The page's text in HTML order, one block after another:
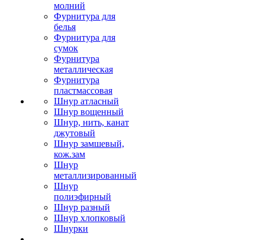
молний
Фурнитура для
белья
Фурнитура для
сумок
Фурнитура
металлическая
Фурнитура
пластмассовая
Шнур атласный
Шнур вощенный
Шнур, нить, канат
джутовый
Шнур замшевый,
кож.зам
Шнур
металлизированный
Шнур
полиэфирный
Шнур разный
Шнур хлопковый
Шнурки